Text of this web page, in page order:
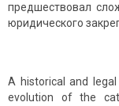
предшествовал
юридического
A historical and
evolution of the